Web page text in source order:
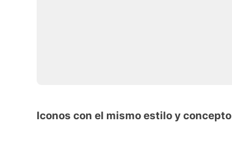
Iconos con el mismo estilo y concepto